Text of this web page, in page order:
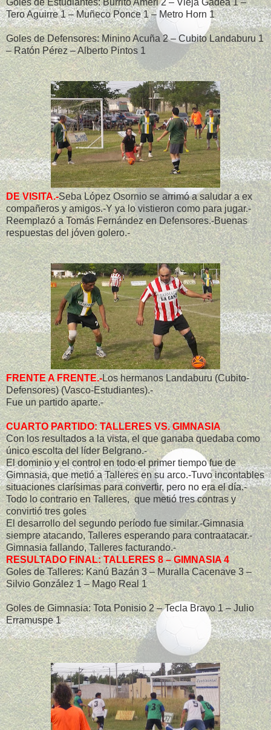
Tero Aguirre 1 – Muñeco Ponce 1 – Metro Horn 1
Goles de Defensores: Minino Acuña 2 – Cubito Landaburu 1
– Ratón Pérez – Alberto Pintos 1
DE VISITA.-Seba López Osornio se arrimó a saludar a ex
compañeros y amigos.-Y ya lo vistieron como para jugar.-
Reemplazó a Tomás Fernández en Defensores.-Buenas
respuestas del jóven golero.-
FRENTE A FRENTE.-Los hermanos Landaburu (Cubito-
Defensores) (Vasco-Estudiantes).-
Fue un partido aparte.-
CUARTO PARTIDO: TALLERES VS. GIMNASIA
Con los resultados a la vista, el que ganaba quedaba como
único escolta del líder Belgrano.-
El dominio y el control en todo el primer tiempo fue de
Gimnasia, que metió a Talleres en su arco.-Tuvo incontables
situaciones clarísimas para convertir, pero no era el día.-
Todo lo contrario en Talleres, que metió tres contras y
convirtió tres goles
El desarrollo del segundo período fue similar.-Gimnasia
siempre atacando, Talleres esperando para contraatacar.-
Gimnasia fallando, Talleres facturando.-
RESULTADO FINAL: TALLERES 8 – GIMNASIA 4
Goles de Talleres: Kanú Bazán 3 – Muralla Cacenave 3 –
Silvio González 1 – Mago Real 1
Goles de Gimnasia: Tota Ponisio 2 – Tecla Bravo 1 – Julio
Erramuspe 1